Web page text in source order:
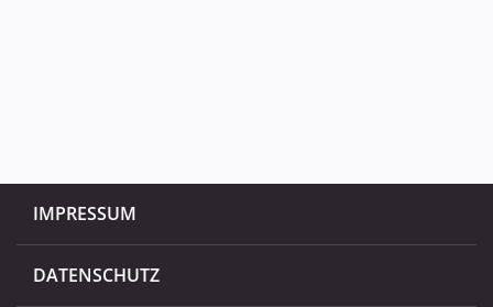
IMPRESSUM
DATENSCHUTZ